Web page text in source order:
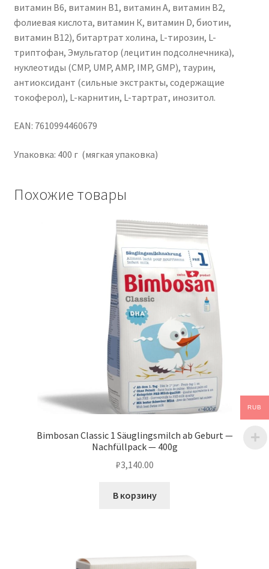
витамин В6, витамин В1, витамин А, витамин В2,
фолиевая кислота, витамин К, витамин D, биотин,
витамин В12), битартрат холина, L-тирозин, L-
триптофан, Эмульгатор (лецитин подсолнечника),
нуклеотиды (CMP, UMP, AMP, IMP, GMP), таурин,
антиоксидант (сильные экстракты, содержащие
токоферол), L-карнитин, L-тартрат, инозитол.
EAN: 7610994460679
Упаковка: 400 г (мягкая упаковка)
Похожие товары
Bimbosan Classic 1 Säuglingsmilch ab Geburt —
Nachfüllpack — 400g
₽3,140.00
В корзину
RUB